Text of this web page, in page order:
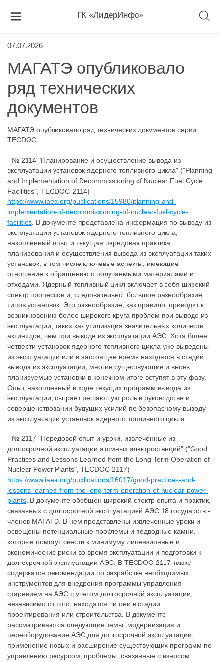
ГК «ЛидерИнфо»
07.07.2026
МАГАТЭ опубликовало
ряд технических
документов
МАГАТЭ опубликовало ряд технических документов серии
TECDOC.
- № 2114 "Планирование и осуществление вывода из
эксплуатации установок ядерного топливного цикла" ("Planning
and Implementation of Decommissioning of Nuclear Fuel Cycle
Facilities", TECDOC-2114) -
https://www.iaea.org/publications/15980/planning-and-
implementation-of-decommissioning-of-nuclear-fuel-cycle-
facilities . В документе представлена информация по выводу из
эксплуатации установок ядерного топливного цикла,
накопленный опыт и текущая передовая практика
планирования и осуществления вывода из эксплуатации таких
установок, в том числе ключевые аспекты, имеющие
отношение к обращению с получаемыми материалами и
отходами. Ядерный топливный цикл включает в себя широкий
спектр процессов и, следовательно, большое разнообразие
типов установок. Это разнообразие, как правило, приводит к
возникновению более широкого круга проблем при выводе из
эксплуатации, таких как утилизация значительных количеств
актинидов, чем при выводе из эксплуатации АЭС. Хотя более
четверти установок ядерного топливного цикла уже выведены
из эксплуатации или в настоящее время находятся в стадии
вывода из эксплуатации, многие существующие и вновь
планируемые установки в конечном итоге вступят в эту фазу.
Опыт, накопленный в ходе текущих программ вывода из
эксплуатации, сыграет решающую роль в руководстве и
совершенствовании будущих усилий по безопасному выводу
из эксплуатации установок ядерного топливного цикла.
- № 2117 "Передовой опыт и уроки, извлеченные из
долгосрочной эксплуатации атомных электростанций" ("Good
Practices and Lessons Learned from the Long Term Operation of
Nuclear Power Plants", TECDOC-2117) -
https://www.iaea.org/publications/16017/good-practices-and-
lessons-learned-from-the-long-term-operation-of-nuclear-power-
plants . В документе обобщен широкий спектр опыта и практик,
связанных с долгосрочной эксплуатацией АЭС 18 государств -
членов МАГАТЭ. В нем представлены извлеченные уроки и
освещены потенциальные проблемы и подводные камни,
которые помогут свести к минимуму лицензионные и
экономические риски во время эксплуатации и подготовки к
долгосрочной эксплуатации АЭС. В TECDOC-2117 также
содержатся рекомендации по разработке необходимых
инструментов для внедрения программы управления
старением на АЭС с учетом долгосрочной эксплуатации,
независимо от того, находятся ли они в стадии
проектирования или строительства. В документе
рассматриваются следующие темы: модернизация и
переоборудование АЭС для долгосрочной эксплуатации;
применение новых и расширение существующих программ по
управлению ресурсом; проблемы, связанные с износом